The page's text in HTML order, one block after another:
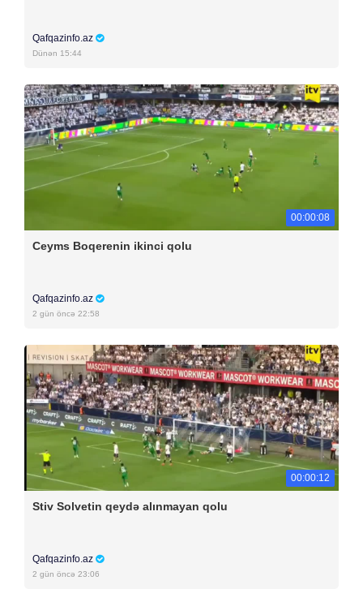
Qafqazinfo.az
Dünən 15:44
00:00:08
Ceyms Boqerenin ikinci qolu
Qafqazinfo.az
2 gün öncə 22:58
00:00:12
Stiv Solvetin qeydə alınmayan qolu
Qafqazinfo.az
2 gün öncə 23:06